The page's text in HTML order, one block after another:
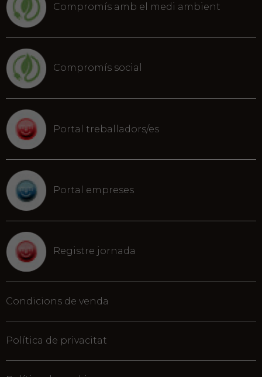
Compromís amb el medi ambient
Compromís social
Portal treballadors/es
Portal empreses
Registre jornada
Condicions de venda
Política de privacitat